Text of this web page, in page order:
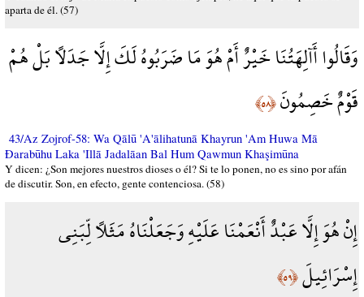
aparta de él. (57)
وَقَالُوا أَآلِهَتُنَا خَيْرٌ أَمْ هُوَ مَا ضَرَبُوهُ لَكَ إِلَّا جَدَلًا بَلْ هُمْ
قَوْمٌ خَصِمُونَ﴿٥٨﴾
43/Az Zojrof-58: Wa Qālū 'A'ālihatunā Khayrun 'Am Huwa Mā
Đarabūhu Laka 'Illā Jadalāan Bal Hum Qawmun Khaşimūna
Y dicen: ¿Son mejores nuestros dioses o él? Si te lo ponen, no es sino por afán
de discutir. Son, en efecto, gente contenciosa. (58)
إِنْ هُوَ إِلَّا عَبْدٌ أَنْعَمْنَا عَلَيْهِ وَجَعَلْنَاهُ مَثَلًا لِّبَنِي
إِسْرَائِيلَ﴿٥٩﴾